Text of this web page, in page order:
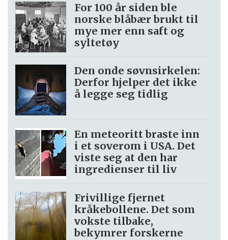
For 100 år siden ble
norske blåbær brukt til
mye mer enn saft og
syltetøy
Den onde søvnsirkelen:
Derfor hjelper det ikke
å legge seg tidlig
En meteoritt braste inn
i et soverom i USA. Det
viste seg at den har
ingredienser til liv
Frivillige fjernet
kråkebollene. Det som
vokste tilbake,
bekymrer forskerne